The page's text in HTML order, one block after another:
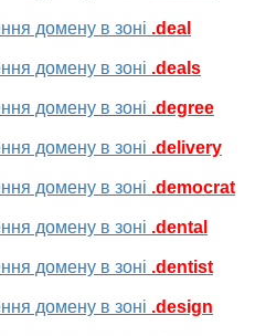
домену в зоні .deal
домену в зоні .deals
домену в зоні .degree
домену в зоні .delivery
домену в зоні .democrat
домену в зоні .dental
домену в зоні .dentist
домену в зоні .design